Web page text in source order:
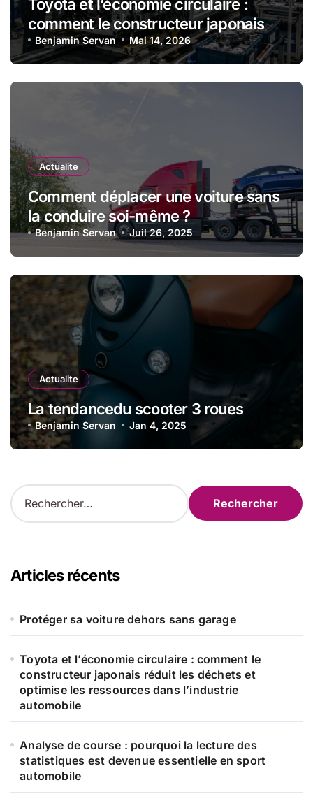
Toyota et l’économie circulaire :
comment le constructeur japonais
réduit les déchets et optimise les
ressources dans l’industrie
automobile
Benjamin Servan Mai 14, 2026
Actualite
Comment déplacer une voiture sans
la conduire soi-même ?
Benjamin Servan Juil 26, 2025
Actualite
La tendancedu scooter 3 roues
Benjamin Servan Jan 4, 2025
R
e
c
e
:
Articles récents
Protéger sa voiture dehors sans garage
Toyota et l’économie circulaire : comment le
constructeur japonais réduit les déchets et
optimise les ressources dans l’industrie
automobile
Analyse de course : pourquoi la lecture des
statistiques est devenue essentielle en sport
automobile